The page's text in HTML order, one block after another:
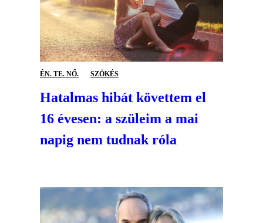
ÉN. TE. NŐ. SZÖKÉS
Hatalmas hibát követtem el
16 évesen: a szüleim a mai
napig nem tudnak róla